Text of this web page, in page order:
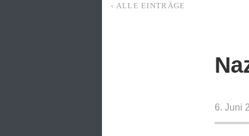
‹ ALLE EINTRÄGE
6. Juni